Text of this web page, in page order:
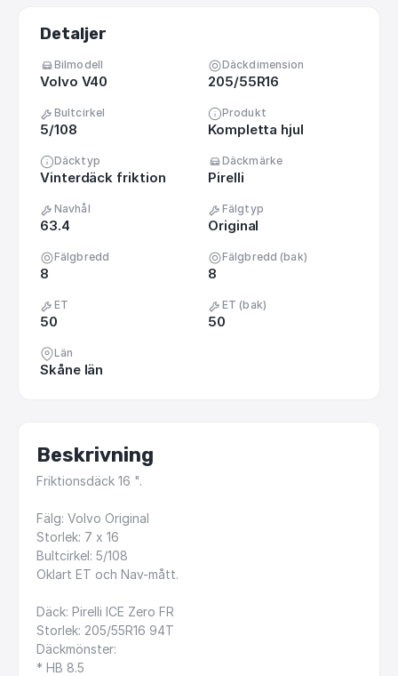
Detaljer
Bilmodell
Volvo V40
Däckdimension
205/55R16
Bultcirkel
5/108
Produkt
Kompletta hjul
Däcktyp
Vinterdäck friktion
Däckmärke
Pirelli
Navhål
63.4
Fälgtyp
Original
Fälgbredd
8
Fälgbredd (bak)
8
ET
50
ET (bak)
50
Län
Skåne län
Beskrivning
Friktionsdäck 16 ".
Fälg: Volvo Original
Storlek: 7 x 16
Bultcirkel: 5​/​108
Oklart ET och Nav-mått.
Däck: Pirelli ICE Zero FR
Storlek: 205​/​55R16 94T
Däckmönster:
* HB 8.5